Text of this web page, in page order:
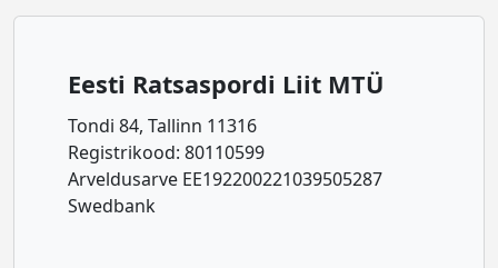
Eesti Ratsaspordi Liit MTÜ
Tondi 84, Tallinn 11316
Registrikood: 80110599
Arveldusarve EE192200221039505287
Swedbank